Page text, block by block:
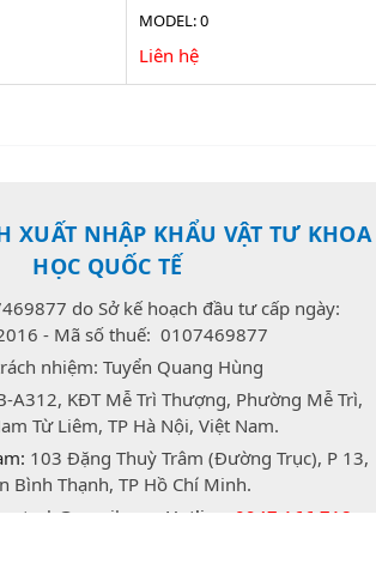
MODEL: 0
Liên hệ
XUẤT NHẬP KHẨU VẬT TƯ KHOA
HỌC QUỐC TẾ
do Sở kế hoạch đầu tư cấp ngày:
- Mã số thuế: 0107469877
nhiệm: Tuyển Quang Hùng
A312, KĐT Mễ Trì Thượng, Phường Mễ Trì,
Từ Liêm, TP Hà Nội, Việt Nam.
103 Đặng Thuỳ Trâm (Đường Trục), P 13,
Bình Thạnh, TP Hồ Chí Minh.
Hotline:
0947.166.718